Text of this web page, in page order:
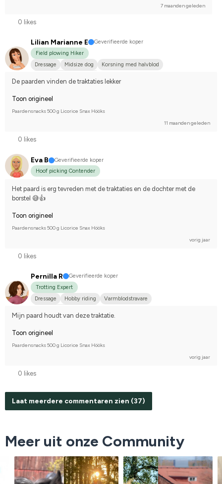
7 maanden geleden
0 likes
Lilian Marianne E
Geverifieerde koper
Field plowing Hiker
Dressage
Midsize dog
Korsning med halvblod
De paarden vinden de traktaties lekker
Toon origineel
Paardensnacks 500 g Licorice Snax Hööks
11 maanden geleden
0 likes
Eva B
Geverifieerde koper
Hoof picking Contender
Het paard is erg tevreden met de traktaties en de dochter met de
borstel 😅👍
Toon origineel
Paardensnacks 500 g Licorice Snax Hööks
vorig jaar
0 likes
Pernilla R
Geverifieerde koper
Trotting Expert
Dressage
Hobby riding
Varmblodstravare
Mijn paard houdt van deze traktatie.
Toon origineel
Paardensnacks 500 g Licorice Snax Hööks
vorig jaar
0 likes
Laat meerdere commentaren zien (37)
Meer uit onze Community